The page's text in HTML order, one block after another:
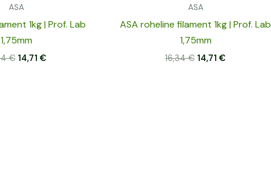
ASA
1kg | Prof. Lab
1,75mm
€ 14,71€
ASA
ASA roheline filament 1kg | Prof. Lab
1,75mm
16,34€ 14,71€